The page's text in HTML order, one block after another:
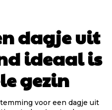
dagje uit
ideaal is
gezin
voor een dagje uit